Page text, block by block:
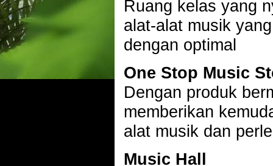
Ruang kelas yang
alat-alat musik
dengan optimal
One Stop Music
Dengan produk
memberikan
alat musik dan
Music Hall